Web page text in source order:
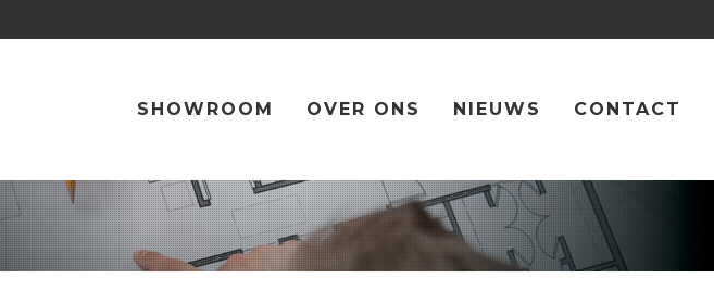
SHOWROOM OVER ONS NIEUWS CONTACT
VAN MANEN